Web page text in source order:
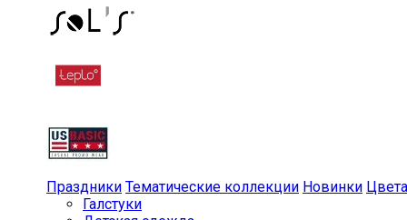
Праздники Тематические коллекции Новинки Цвета
Галстуки